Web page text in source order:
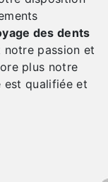
des dents
passion et
plus notre
est qualifiée et